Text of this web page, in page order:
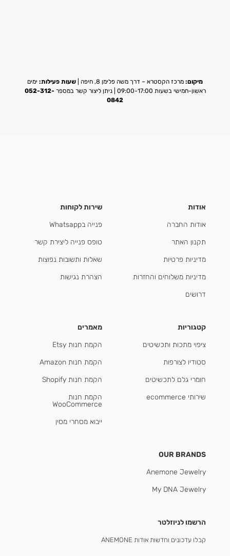
מיקום: מרכז הקסטרא – דרך משה פלימן 8, חיפה | שעות פעילות: ימים
ראשון-חמישי בשעות 09:00-17:00 | ניתן ליצור קשר במספר
052-312-
0842
אודות
אודות החברה
תקנון האתר
מדיניות פרטיות
מדיניות משלוחים והחזרות
דרושים
שירות לקוחות
פנייה בWhatsapp
טופס פנייה ליצירת קשר
שאלות ותשובות נפוצות
הצהרת נגישות
קטגוריות
ציפוי מתכות ותכשיטים
סטודיו לצורפות
חומרי גלם לתכשיטים
שירותי ecommerce
מאמרים
הקמת חנות Etsy
הקמת חנות Amazon
הקמת חנות Shopify
הקמת חנות
WooCommerce
ייבוא מסחרי מסין
OUR BRANDS
Anemone Jewelry
My DNA Jewelry
הרשמו לניוזלטר
קבלו עדכונים וחדשות אודות ANEMONE